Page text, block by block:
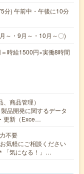
分) 午前中・午後に10分
～・9月～・10月～〇)
時給1500円×実働8時間
商品管理）
品開発に関するデータ
更新（Exce…
不要
気軽にご相談ください
「気になる！」…